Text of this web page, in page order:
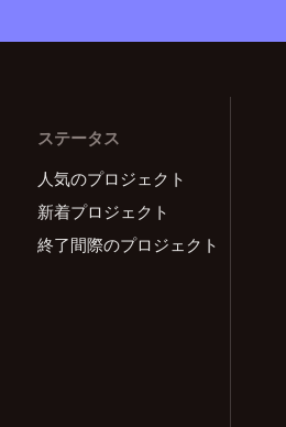
ステータス
人気のプロジェクト
新着プロジェクト
終了間際のプロジェクト